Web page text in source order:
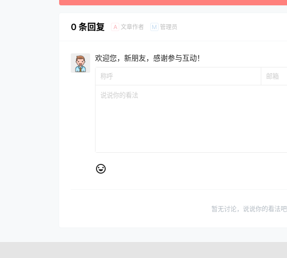
0 条回复 A 文章作者 M 管理员
欢迎您，新朋友，感谢参与互动！
暂无讨论，说说你的看法吧